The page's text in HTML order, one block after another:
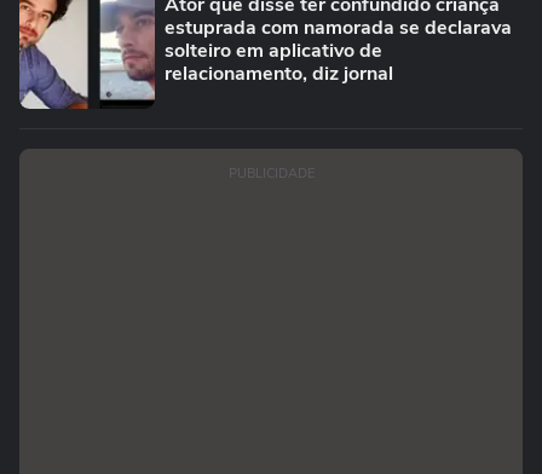
estuprada com namorada se declarava
solteiro em aplicativo de
relacionamento, diz jornal
PUBLICIDADE